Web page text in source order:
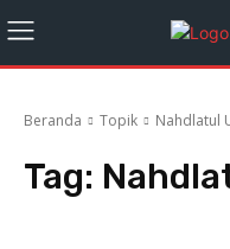
Beranda Topik Nahdlatul
Tag: